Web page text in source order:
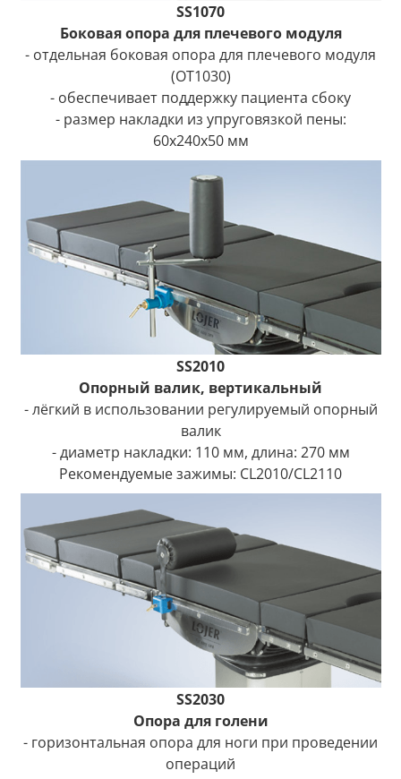
SS1070
Боковая опора для плечевого модуля
- отдельная боковая опора для плечевого модуля
(OT1030)
- обеспечивает поддержку пациента сбоку
- размер накладки из упруговязкой пены:
60x240x50 мм
SS2010
Опорный валик, вертикальный
- лёгкий в использовании регулируемый опорный
валик
- диаметр накладки: 110 мм, длина: 270 мм
Рекомендуемые зажимы: CL2010/CL2110
SS2030
Опора для голени
- горизонтальная опора для ноги при проведении
операций